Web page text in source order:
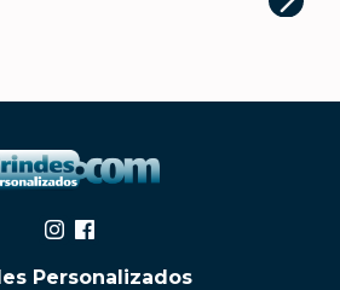
Personalizados